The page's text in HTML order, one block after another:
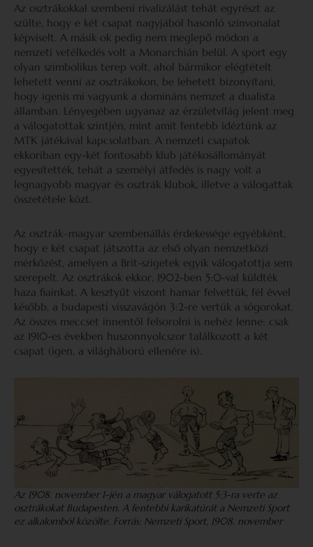
Az osztrákokkal szembeni rivalizálást tehát egyrészt az
szülte, hogy e két csapat nagyjából hasonló színvonalat
képviselt. A másik ok pedig nem meglepő módon a
nemzeti vetélkedés volt a Monarchián belül. A sport egy
olyan szimbolikus terep volt, ahol bármikor elégtételt
lehetett venni az osztrákokon, be lehetett bizonyítani,
hogy igenis mi vagyunk a domináns nemzet a dualista
államban. Lényegében ugyanaz az érzületvilág jelent meg
a válogatottak szintjén, mint amit fentebb idéztünk az
MTK játékával kapcsolatban. A nemzeti csapatok
ekkoriban egy-két fontosabb klub játékosállományát
egyesítették, tehát a személyi átfedés is nagy volt a
legnagyobb magyar és osztrák klubok, illetve a válogattak
összetétele közt.
Az osztrák–magyar szembenállás érdekessége egyébként,
hogy e két csapat játszotta az első olyan nemzetközi
mérkőzést, amelyen a Brit-szigetek egyik válogatottja sem
szerepelt. Az osztrákok ekkor, 1902-ben 5:0-val küldték
haza fiainkat. A kesztyűt viszont hamar felvettük, fél évvel
később, a budapesti visszavágón 3:2-re vertük a sógorokat.
Az összes meccset innentől felsorolni is nehéz lenne: csak
az 1910-es években huszonnyolcszor találkozott a két
csapat (igen, a világháború ellenére is).
Az 1908. november 1-jén a magyar válogatott 5:3-ra verte az
osztrákokat Budapesten. A fentebbi karikatúrát a Nemzeti Sport
ez alkalomból közölte. Forrás: Nemzeti Sport, 1908. november